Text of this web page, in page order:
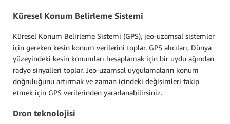
Küresel Konum Belirleme Sistemi
Küresel Konum Belirleme Sistemi (GPS), jeo-uzamsal sistemler
için gereken kesin konum verilerini toplar. GPS alıcıları, Dünya
yüzeyindeki kesin konumları hesaplamak için bir uydu ağından
radyo sinyalleri toplar. Jeo-uzamsal uygulamaların konum
doğruluğunu artırmak ve zaman içindeki değişimleri takip
etmek için GPS verilerinden yararlanabilirsiniz.
Dron teknolojisi